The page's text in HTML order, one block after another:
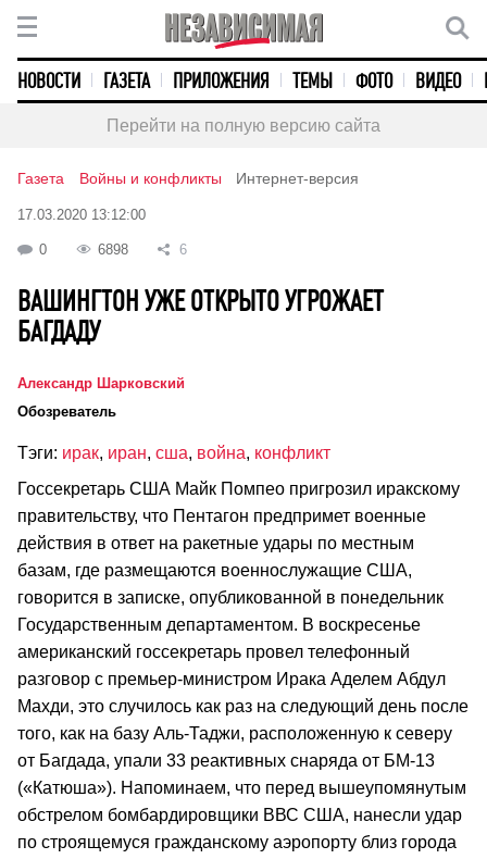
НОВОСТИ ГАЗЕТА ПРИЛОЖЕНИЯ ТЕМЫ ФОТО ВИДЕО
Перейти на полную версию сайта
Газета Войны и конфликты Интернет-версия
17.03.2020 13:12:00
0 6898 6
ВАШИНГТОН УЖЕ ОТКРЫТО УГРОЖАЕТ
БАГДАДУ
Александр Шарковский
Обозреватель
Тэги: ирак, иран, сша, война, конфликт
Госсекретарь США Майк Помпео пригрозил иракскому
правительству, что Пентагон предпримет военные
действия в ответ на ракетные удары по местным
базам, где размещаются военнослужащие США,
говорится в записке, опубликованной в понедельник
Государственным департаментом. В воскресенье
американский госсекретарь провел телефонный
разговор с премьер-министром Ирака Аделем Абдул
Махди, это случилось как раз на следующий день после
того, как на базу Аль-Таджи, расположенную к северу
от Багдада, упали 33 реактивных снаряда от БМ-13
(«Катюша»). Напоминаем, что перед вышеупомянутым
обстрелом бомбардировщики ВВС США, нанесли удар
по строящемуся гражданскому аэропорту близ города